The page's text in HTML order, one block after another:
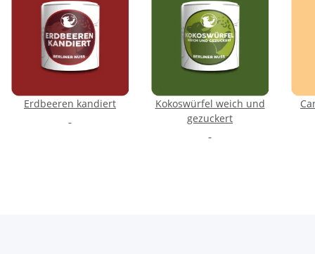
Erdbeeren kandiert
Kokoswürfel weich und
gezuckert